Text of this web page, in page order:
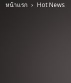
หน้าแรก Hot News